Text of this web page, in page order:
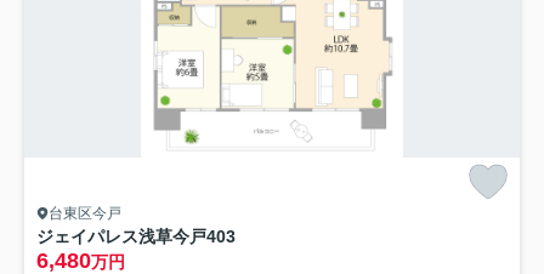
台東区今戸
ジェイパレス浅草今戸403
6,480万円